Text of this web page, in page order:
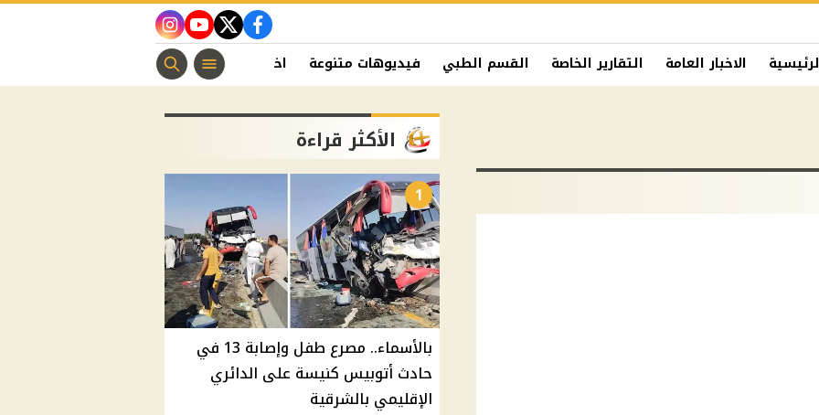
facebook
twitter
youtube
instagram
الاخبار العامة التقارير الخاصة القسم الطبي فيديوهات متنوعة اخبار الفن منوعات مسيحية
الأكثر قراءة
1
بالأسماء.. مصرع طفل وإصابة 13 في
حادث أتوبيس كنيسة على الدائري
الإقليمي بالشرقية